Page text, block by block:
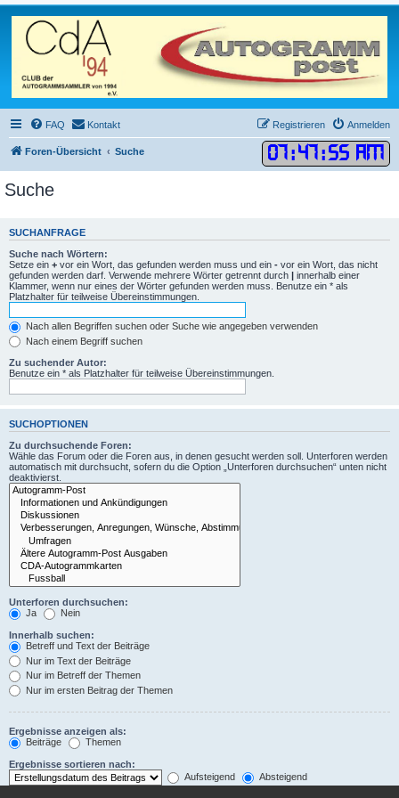
FAQ Kontakt Anmelden
Registrieren
Foren-Übersicht Suche 07:47:55 AM
Suche
SUCHANFRAGE
Suche nach Wörtern:
Setze ein + vor ein Wort, das gefunden werden muss und ein - vor ein Wort, das nicht
gefunden werden darf. Verwende mehrere Wörter getrennt durch | innerhalb einer
Klammer, wenn nur eines der Wörter gefunden werden muss. Benutze ein * als
Platzhalter für teilweise Übereinstimmungen.
Nach allen Begriffen suchen oder Suche wie angegeben verwenden
Nach einem Begriff suchen
Zu suchender Autor:
Benutze ein * als Platzhalter für teilweise Übereinstimmungen.
SUCHOPTIONEN
Zu durchsuchende Foren:
Wähle das Forum oder die Foren aus, in denen gesucht werden soll. Unterforen werden
automatisch mit durchsucht, sofern du die Option „Unterforen durchsuchen“ unten nicht
deaktivierst.
Unterforen durchsuchen:
Ja
Nein
Innerhalb suchen:
Betreff und Text der Beiträge
Nur im Text der Beiträge
Nur im Betreff der Themen
Nur im ersten Beitrag der Themen
Ergebnisse anzeigen als:
Beiträge
Themen
Ergebnisse sortieren nach:
Aufsteigend
Absteigend